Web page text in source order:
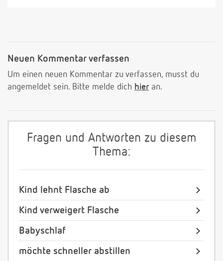
Neuen Kommentar verfassen
Um einen neuen Kommentar zu verfassen, musst du
angemeldet sein. Bitte melde dich hier an.
Fragen und Antworten zu diesem
Thema:
Kind lehnt Flasche ab
Kind verweigert Flasche
Babyschlaf
möchte schneller abstillen